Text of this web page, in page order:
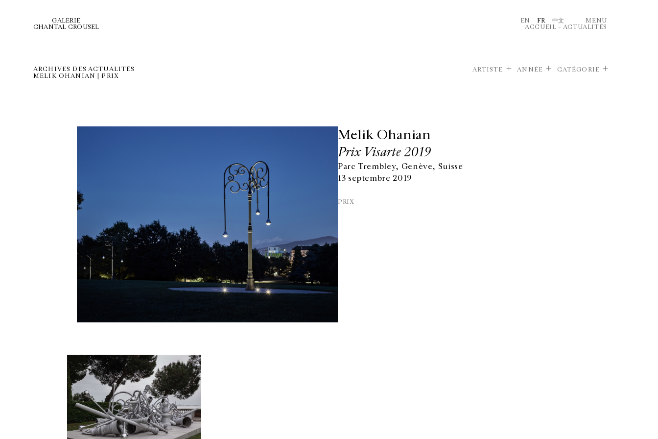
GALERIE
CHANTAL CROUSEL
EN FR 中文
MENU
ACCUEIL – ACTUALITÉS
ARCHIVES DES ACTUALITÉS
MELIK OHANIAN | PRIX
ARTISTE ANNÉE CATÉGORIE
Melik Ohanian
Prix Visarte 2019
Parc Trembley, Genève, Suisse
13 septembre 2019
PRIX